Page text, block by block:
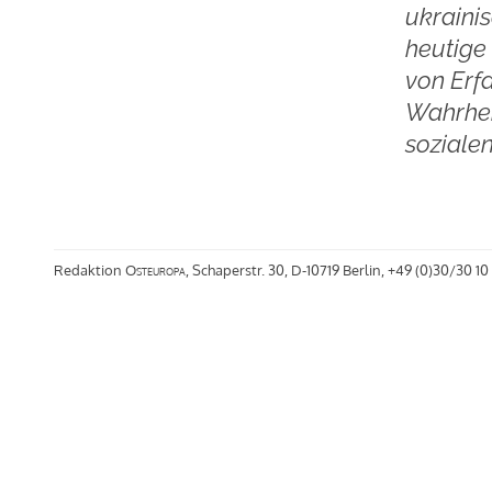
heutige
von
Redaktion Osteuropa , Schaperstr. 30, D-10719 Berlin, +49 (0)30/30